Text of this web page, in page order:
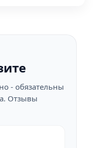
- обязательны
Отзывы